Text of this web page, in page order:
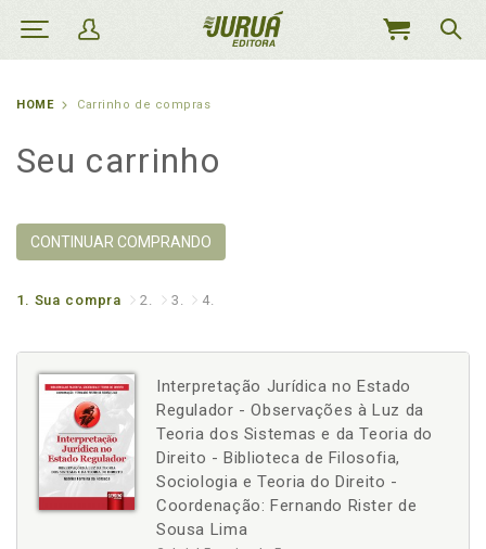
MEU
HOME Carrinho de compras
Seu carrinho
CONTINUAR COMPRANDO
1. Sua compra 2. 3. 4.
Interpretação Jurídica no Estado
Regulador - Observações à Luz da
Teoria dos Sistemas e da Teoria do
Direito - Biblioteca de Filosofia,
Sociologia e Teoria do Direito -
Coordenação: Fernando Rister de
Sousa Lima